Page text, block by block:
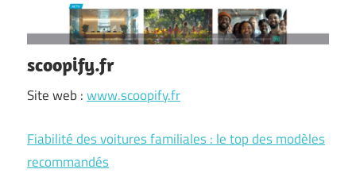
scoopify.fr
Site web :www.scoopify.fr
Fiabilité des voitures familiales : le top des modèles
recommandés